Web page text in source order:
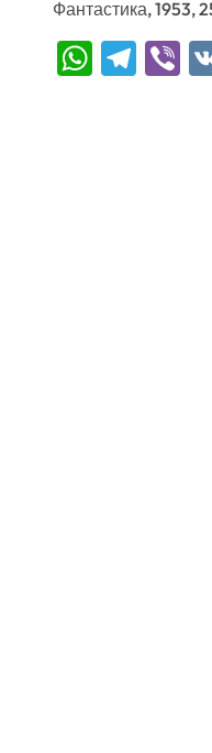
Фантастика, 1953,